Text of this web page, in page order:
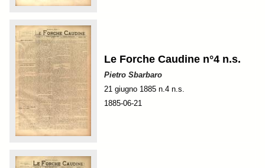
Le Forche Caudine n°4 n.s.
Pietro Sbarbaro
21 giugno 1885 n.4 n.s.
1885-06-21